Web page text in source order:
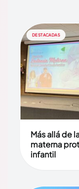
DESTACADAS
Más allá de
materna
infantil